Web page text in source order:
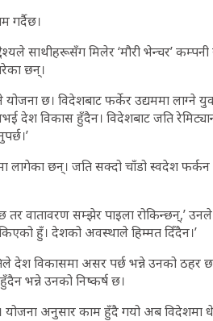
गर्दैछ।
साथीहरूसँग मिलेर ‘मौरी भेन्चर’ कम्पनी
छन्।
छ। विदेशबाट फर्केर उद्यममा लाग्ने
देश विकास हुँदैन। विदेशबाट जति
लागेका छन्। जति सक्दो चाँडो स्वदेश
तर वातावरण सम्झेर पाइला रोकिन्छन्,’
हुँ। देशको अवस्थाले हिम्मत दिँदैन।’
देश विकासमा असर पर्छ भन्ने उनको ठहर
भन्ने उनको निष्कर्ष छ।
योजना अनुसार काम हुँदै गयो अब विदेशमा